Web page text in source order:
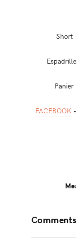
Short
FACEBOOK •
Comments